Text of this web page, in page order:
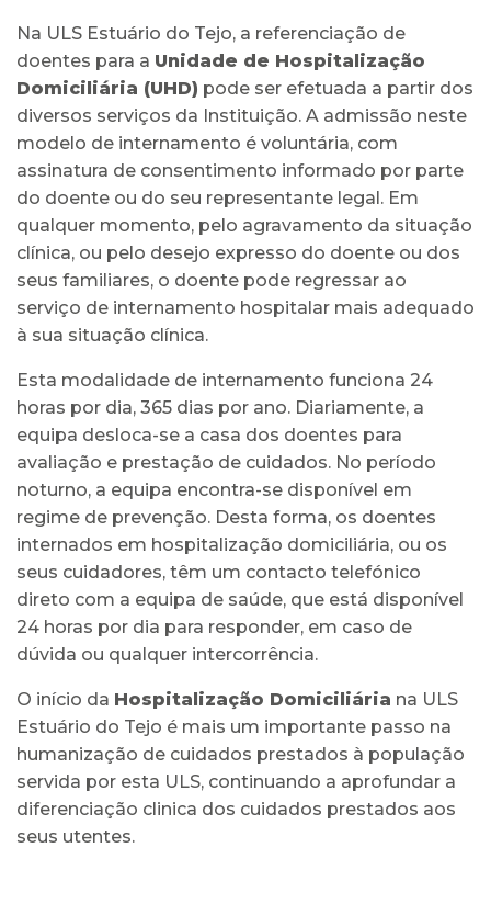
Na ULS Estuário do Tejo, a referenciação de
doentes para a Unidade de Hospitalização
Domiciliária (UHD) pode ser efetuada a partir dos
diversos serviços da Instituição. A admissão neste
modelo de internamento é voluntária, com
assinatura de consentimento informado por parte
do doente ou do seu representante legal. Em
qualquer momento, pelo agravamento da situação
clínica, ou pelo desejo expresso do doente ou dos
seus familiares, o doente pode regressar ao
serviço de internamento hospitalar mais adequado
à sua situação clínica.
Esta modalidade de internamento funciona 24
horas por dia, 365 dias por ano. Diariamente, a
equipa desloca-se a casa dos doentes para
avaliação e prestação de cuidados. No período
noturno, a equipa encontra-se disponível em
regime de prevenção. Desta forma, os doentes
internados em hospitalização domiciliária, ou os
seus cuidadores, têm um contacto telefónico
direto com a equipa de saúde, que está disponível
24 horas por dia para responder, em caso de
dúvida ou qualquer intercorrência.
O início da Hospitalização Domiciliária na ULS
Estuário do Tejo é mais um importante passo na
humanização de cuidados prestados à população
servida por esta ULS, continuando a aprofundar a
diferenciação clinica dos cuidados prestados aos
seus utentes.